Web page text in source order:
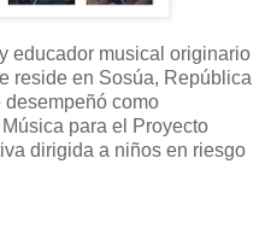
educador musical originario
reside en Sosúa, República
desempeñó como
para el Proyecto
dirigida a niños en riesgo